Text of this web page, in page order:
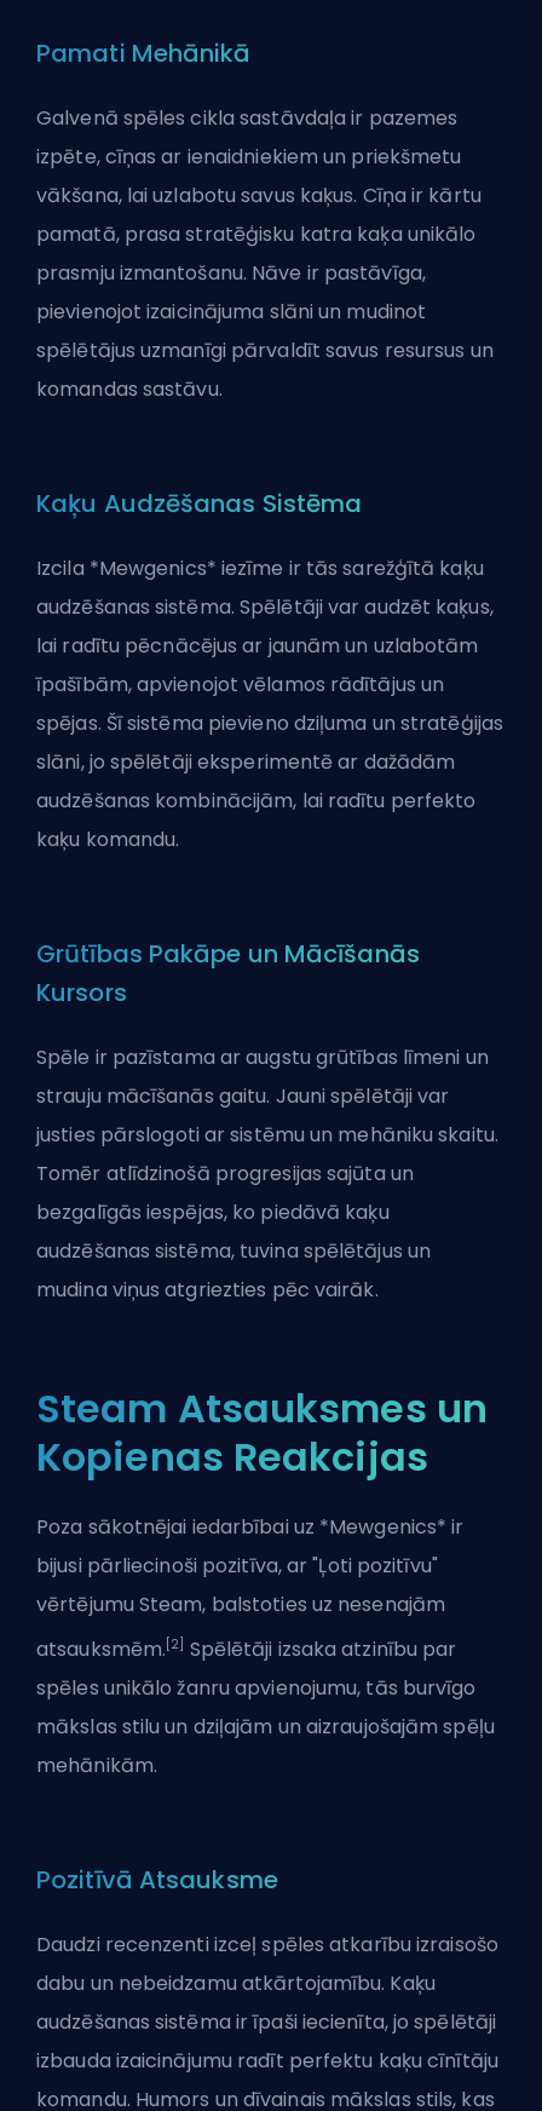
Pamati Mehānikā
Galvenā spēles cikla sastāvdaļa ir pazemes
izpēte, cīņas ar ienaidniekiem un priekšmetu
vākšana, lai uzlabotu savus kaķus. Cīņa ir kārtu
pamatā, prasa stratēģisku katra kaķa unikālo
prasmju izmantošanu. Nāve ir pastāvīga,
pievienojot izaicinājuma slāni un mudinot
spēlētājus uzmanīgi pārvaldīt savus resursus un
komandas sastāvu.
Kaķu Audzēšanas Sistēma
Izcila *Mewgenics* iezīme ir tās sarežģītā kaķu
audzēšanas sistēma. Spēlētāji var audzēt kaķus,
lai radītu pēcnācējus ar jaunām un uzlabotām
īpašībām, apvienojot vēlamos rādītājus un
spējas. Šī sistēma pievieno dziļuma un stratēģijas
slāni, jo spēlētāji eksperimentē ar dažādām
audzēšanas kombinācijām, lai radītu perfekto
kaķu komandu.
Grūtības Pakāpe un Mācīšanās
Kursors
Spēle ir pazīstama ar augstu grūtības līmeni un
strauju mācīšanās gaitu. Jauni spēlētāji var
justies pārslogoti ar sistēmu un mehāniku skaitu.
Tomēr atlīdzinošā progresijas sajūta un
bezgalīgās iespējas, ko piedāvā kaķu
audzēšanas sistēma, tuvina spēlētājus un
mudina viņus atgriezties pēc vairāk.
Steam Atsauksmes un
Kopienas Reakcijas
Poza sākotnējai iedarbībai uz *Mewgenics* ir
bijusi pārliecinoši pozitīva, ar "Ļoti pozitīvu"
vērtējumu Steam, balstoties uz nesenajām
atsauksmēm. [2]
Spēlētāji izsaka atzinību par
spēles unikālo žanru apvienojumu, tās burvīgo
mākslas stilu un dziļajām un aizraujošajām spēļu
mehānikām.
Pozitīvā Atsauksme
Daudzi recenzenti izceļ spēles atkarību izraisošo
dabu un nebeidzamu atkārtojamību. Kaķu
audzēšanas sistēma ir īpaši iecienīta, jo spēlētāji
izbauda izaicinājumu radīt perfektu kaķu cīnītāju
komandu. Humors un dīvainais mākslas stils, kas